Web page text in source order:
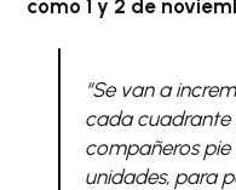
como 1 y 2 de
“Se van a
cada cuadrante
compañeros
unidades, para